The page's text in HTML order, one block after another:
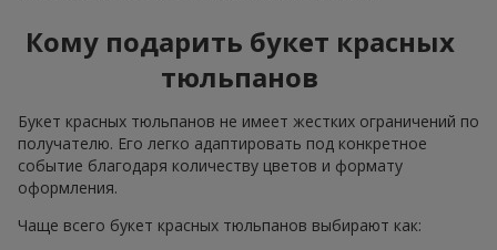
Кому подарить букет красных
тюльпанов
Букет красных тюльпанов не имеет жестких ограничений по
получателю. Его легко адаптировать под конкретное
событие благодаря количеству цветов и формату
оформления.
Чаще всего букет красных тюльпанов выбирают как: